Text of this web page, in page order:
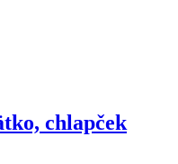
chlapček